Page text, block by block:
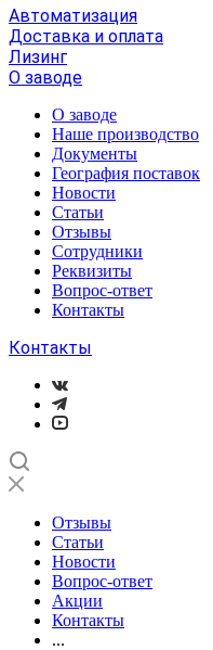
Автоматизация
Доставка и оплата
Лизинг
О заводе
О заводе
Наше производство
Документы
География поставок
Новости
Статьи
Отзывы
Сотрудники
Реквизиты
Вопрос-ответ
Контакты
Контакты
Отзывы
Статьи
Новости
Вопрос-ответ
Акции
Контакты
...